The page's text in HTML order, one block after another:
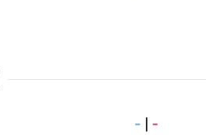
- | -